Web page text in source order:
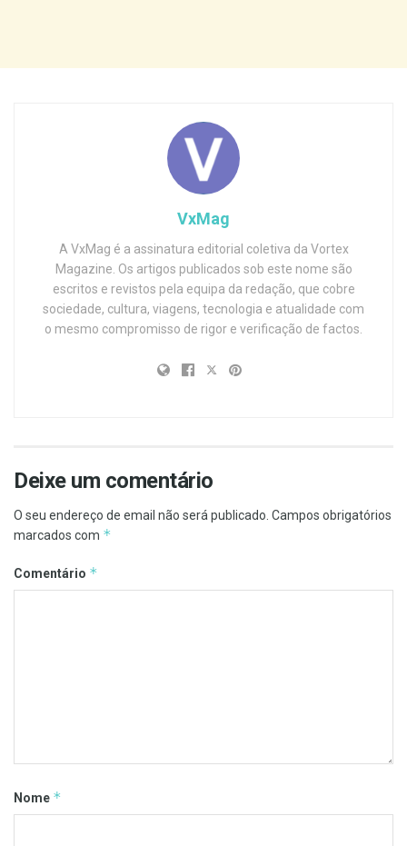
VxMag
A VxMag é a assinatura editorial coletiva da Vortex
Magazine. Os artigos publicados sob este nome são
escritos e revistos pela equipa da redação, que cobre
sociedade, cultura, viagens, tecnologia e atualidade com
o mesmo compromisso de rigor e verificação de factos.
Deixe um comentário
O seu endereço de email não será publicado. Campos obrigatórios
marcados com *
Comentário *
Nome *